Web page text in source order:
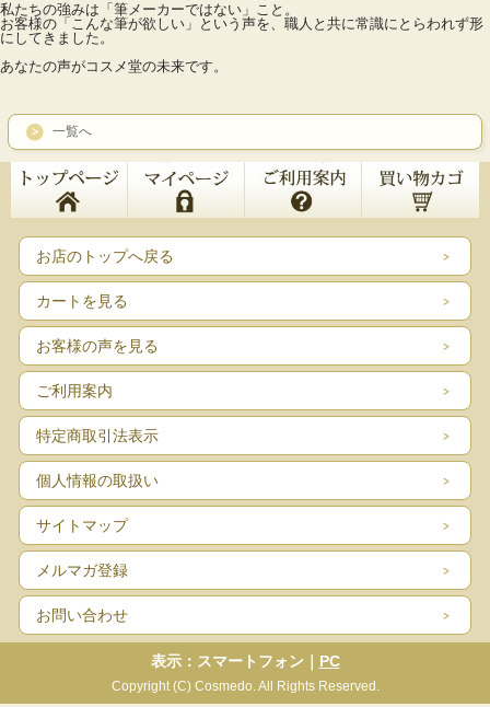
私たちの強みは「筆メーカーではない」こと。
お客様の「こんな筆が欲しい」という声を、職人と共に常識にとらわれず形
にしてきました。
あなたの声がコスメ堂の未来です。
一覧へ
お店のトップへ戻る
カートを見る
お客様の声を見る
ご利用案内
特定商取引法表示
個人情報の取扱い
サイトマップ
メルマガ登録
お問い合わせ
表示：スマートフォン｜ PC
Copyright (C) Cosmedo. All Rights Reserved.